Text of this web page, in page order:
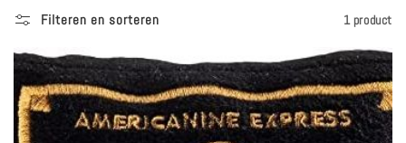
L
L
E
Filteren en sorteren 1 product